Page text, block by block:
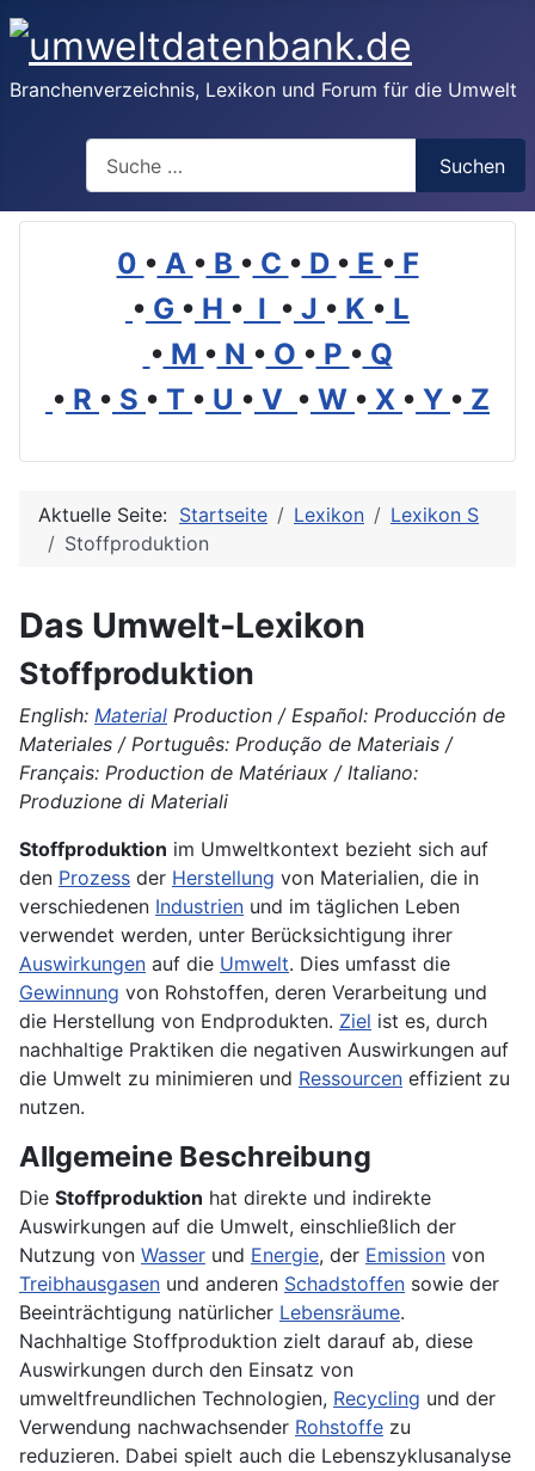
Branchenverzeichnis, Lexikon und Forum für die Umwelt
Suchen
0 • A • B • C • D • E • F
• G • H • I • J • K • L
• M • N • O • P • Q
• R • S • T • U • V • W • X • Y • Z
Aktuelle Seite: Startseite Lexikon
Lexikon S
Stoffproduktion
Das Umwelt-Lexikon
Stoffproduktion
English: Material Production / Español: Producción de
Materiales / Português: Produção de Materiais /
Français: Production de Matériaux / Italiano:
Produzione di Materiali
Stoffproduktion im Umweltkontext bezieht sich auf
den Prozess der Herstellung von Materialien, die in
verschiedenen Industrien und im täglichen Leben
verwendet werden, unter Berücksichtigung ihrer
Auswirkungen auf die Umwelt. Dies umfasst die
Gewinnung von Rohstoffen, deren Verarbeitung und
die Herstellung von Endprodukten. Ziel ist es, durch
nachhaltige Praktiken die negativen Auswirkungen auf
die Umwelt zu minimieren und Ressourcen effizient zu
nutzen.
Allgemeine Beschreibung
Die Stoffproduktion hat direkte und indirekte
Auswirkungen auf die Umwelt, einschließlich der
Nutzung von Wasser und Energie, der Emission von
Treibhausgasen und anderen Schadstoffen sowie der
Beeinträchtigung natürlicher Lebensräume.
Nachhaltige Stoffproduktion zielt darauf ab, diese
Auswirkungen durch den Einsatz von
umweltfreundlichen Technologien, Recycling und der
Verwendung nachwachsender Rohstoffe zu
reduzieren. Dabei spielt auch die Lebenszyklusanalyse